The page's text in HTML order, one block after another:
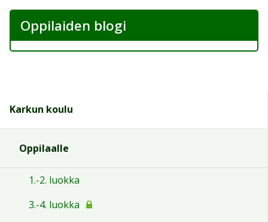
Oppilaiden blogi
Karkun koulu
Oppilaalle
1.-2. luokka
3.-4. luokka